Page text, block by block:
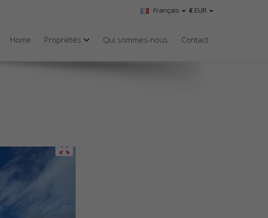
€ EUR
Français
Home Propriétés Qui sommes-nous Contact